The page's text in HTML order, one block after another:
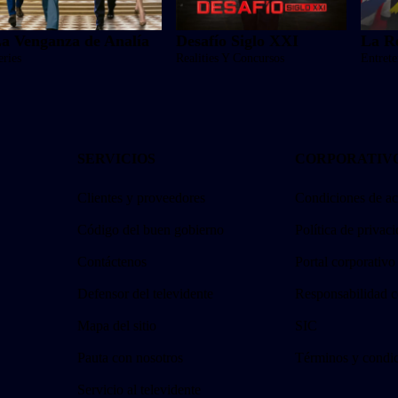
Venganza de Analía Desafío Siglo XXI
Realities Y Concursos
La
SERVICIOS
Clientes y proveedores
Código del buen gobierno
Contáctenos
Defensor del televidente
Mapa del sitio
Pauta con nosotros
Servicio al televidente
Condiciones de
Política de
Portal corporativo
Responsabilidad
SIC
Términos y